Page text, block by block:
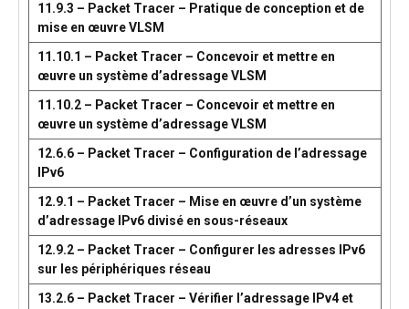
11.9.3 – Packet Tracer – Pratique de conception et de
mise en œuvre VLSM
11.10.1 – Packet Tracer – Concevoir et mettre en
œuvre un système d’adressage VLSM
11.10.2 – Packet Tracer – Concevoir et mettre en
œuvre un système d’adressage VLSM
12.6.6 – Packet Tracer – Configuration de l’adressage
IPv6
12.9.1 – Packet Tracer – Mise en œuvre d’un système
d’adressage IPv6 divisé en sous-réseaux
12.9.2 – Packet Tracer – Configurer les adresses IPv6
sur les périphériques réseau
13.2.6 – Packet Tracer – Vérifier l’adressage IPv4 et